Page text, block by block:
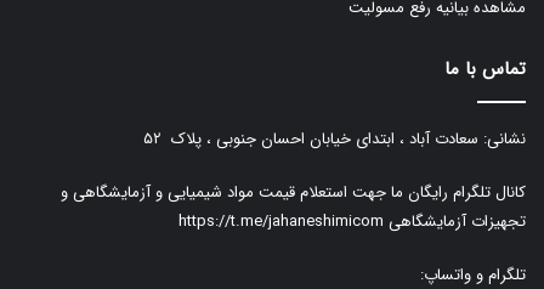
مشاهده بیانیه رفع مسولیت
تماس با ما
نشانی: سعادت آباد ، ابتدای خیابان احسان جنوبی ، پلاک ۵۲
کانال تلگرام رایگان ما جهت استعلام قیمت مواد شیمیایی و آزمایشگاهی و
تجهیزات آزمایشگاهی https://t.me/jahaneshimicom
تلگرام و واتساپ: